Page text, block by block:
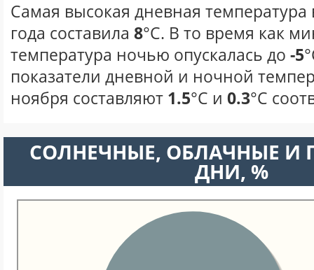
Самая высокая дневная температура
года составила 8°С. В то время как
температура ночью опускалась до -5
показатели дневной и ночной
ноября составляют 1.5°С и 0.3°С
CОЛНЕЧНЫЕ, ОБЛАЧНЫЕ И
ДНИ, %